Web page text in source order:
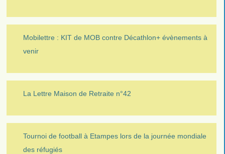
Mobilettre : KIT de MOB contre Décathlon+ évènements à
venir
La Lettre Maison de Retraite n°42
Tournoi de football à Etampes lors de la journée mondiale
des réfugiés